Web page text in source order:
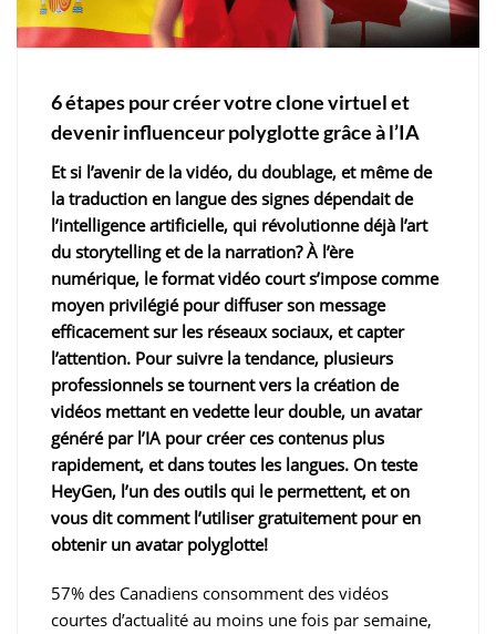
6 étapes pour créer votre clone virtuel et
devenir influenceur polyglotte grâce à l’IA
Et si l’avenir de la vidéo, du doublage, et même de
la traduction en langue des signes dépendait de
l’intelligence artificielle, qui révolutionne déjà l’art
du storytelling et de la narration? À l’ère
numérique, le format vidéo court s’impose comme
moyen privilégié pour diffuser son message
efficacement sur les réseaux sociaux, et capter
l’attention. Pour suivre la tendance, plusieurs
professionnels se tournent vers la création de
vidéos mettant en vedette leur double, un avatar
généré par l’IA pour créer ces contenus plus
rapidement, et dans toutes les langues. On teste
HeyGen, l’un des outils qui le permettent, et on
vous dit comment l’utiliser gratuitement pour en
obtenir un avatar polyglotte!
57% des Canadiens consomment des vidéos
courtes d’actualité au moins une fois par semaine,